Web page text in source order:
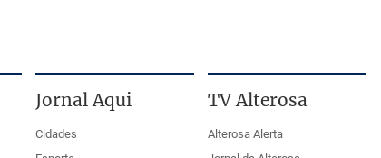
Jornal Aqui
Cidades
TV Alterosa
Alterosa Alerta